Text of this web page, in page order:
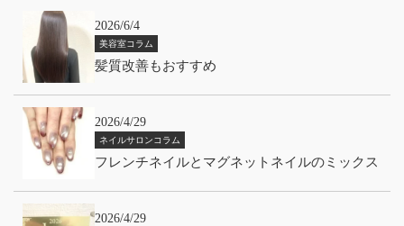
2026/6/4
美容室コラム
髪質改善もおすすめ
2026/4/29
ネイルサロンコラム
フレンチネイルとマグネットネイルのミックス
2026/4/29